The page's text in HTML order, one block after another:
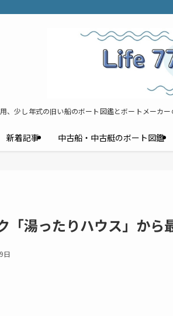
、少し年式の旧い船のボート図鑑とボートメーカ
新着記事 中古船・中古艇のボート図鑑
「湯ったりハウス」から
日